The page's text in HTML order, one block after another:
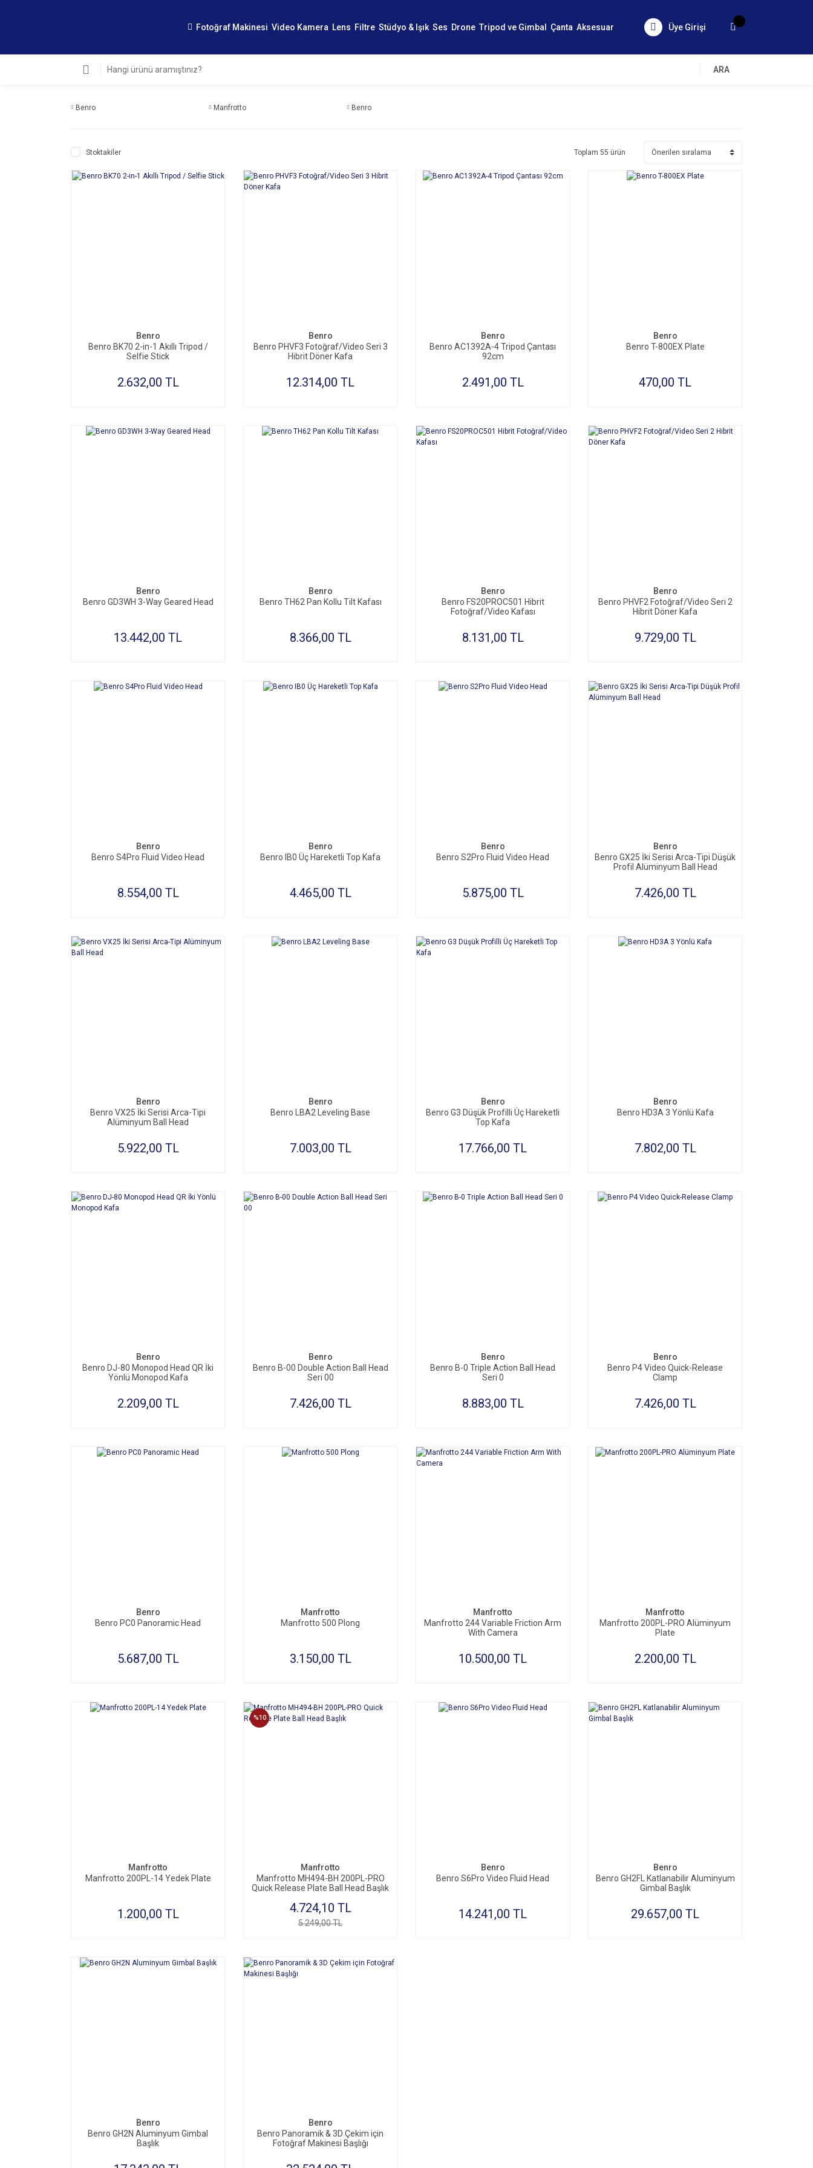
Fotoğraf Makinesi Video Kamera Lens Filtre Stüdyo & Işık Ses Drone Tripod ve Gimbal Çanta Aksesuar Üye Girişi
ARA
Benro Manfrotto Benro
Stoktakiler Toplam 55 ürün
Benro
Benro BK70 2-in-1 Akıllı Tripod /
Selfie Stick
2.632,00 TL
Benro
Benro PHVF3 Fotoğraf/Video Seri 3
Hibrit Döner Kafa
12.314,00 TL
Benro
Benro AC1392A-4 Tripod Çantası
92cm
2.491,00 TL
Benro
Benro T-800EX Plate
470,00 TL
Benro
Benro GD3WH 3-Way Geared Head
13.442,00 TL
Benro
Benro TH62 Pan Kollu Tilt Kafası
8.366,00 TL
Benro
Benro FS20PROC501 Hibrit
Fotoğraf/Video Kafası
8.131,00 TL
Benro
Benro PHVF2 Fotoğraf/Video Seri 2
Hibrit Döner Kafa
9.729,00 TL
Benro
Benro S4Pro Fluid Video Head
8.554,00 TL
Benro
Benro IB0 Üç Hareketli Top Kafa
4.465,00 TL
Benro
Benro S2Pro Fluid Video Head
5.875,00 TL
Benro
Benro GX25 İki Serisi Arca-Tipi Düşük
Profil Alüminyum Ball Head
7.426,00 TL
Benro
Benro VX25 İki Serisi Arca-Tipi
Alüminyum Ball Head
5.922,00 TL
Benro
Benro LBA2 Leveling Base
7.003,00 TL
Benro
Benro G3 Düşük Profilli Üç Hareketli
Top Kafa
17.766,00 TL
Benro
Benro HD3A 3 Yönlü Kafa
7.802,00 TL
Benro
Benro DJ-80 Monopod Head QR İki
Yönlü Monopod Kafa
2.209,00 TL
Benro
Benro B-00 Double Action Ball Head
Seri 00
7.426,00 TL
Benro
Benro B-0 Triple Action Ball Head
Seri 0
8.883,00 TL
Benro
Benro P4 Video Quick-Release
Clamp
7.426,00 TL
Benro
Benro PC0 Panoramic Head
5.687,00 TL
Manfrotto
Manfrotto 500 Plong
3.150,00 TL
Manfrotto
Manfrotto 244 Variable Friction Arm
With Camera
10.500,00 TL
Manfrotto
Manfrotto 200PL-PRO Alüminyum
Plate
2.200,00 TL
Manfrotto
Manfrotto 200PL-14 Yedek Plate
1.200,00 TL
%10
Manfrotto
Manfrotto MH494-BH 200PL-PRO
Quick Release Plate Ball Head Başlık
4.724,10 TL
5.249,00 TL
Benro
Benro S6Pro Video Fluid Head
14.241,00 TL
Benro
Benro GH2FL Katlanabilir Aluminyum
Gimbal Başlık
29.657,00 TL
Benro
Benro GH2N Aluminyum Gimbal
Başlık
Benro
Benro Panoramik & 3D Çekim için
Fotoğraf Makinesi Başlığı